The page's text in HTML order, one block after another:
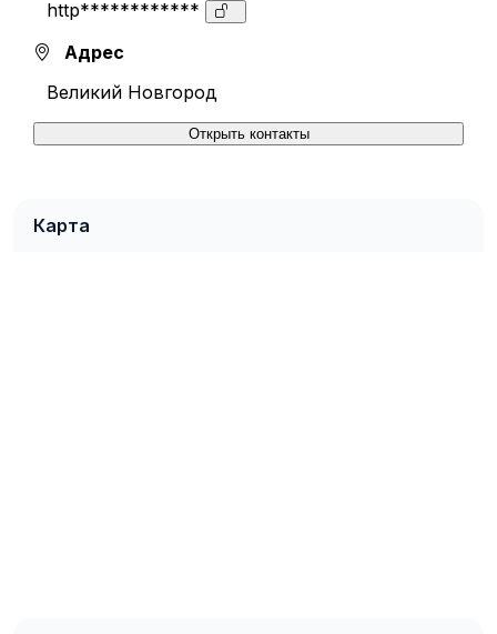
http************
Адрес
Великий Новгород
Открыть контакты
Карта